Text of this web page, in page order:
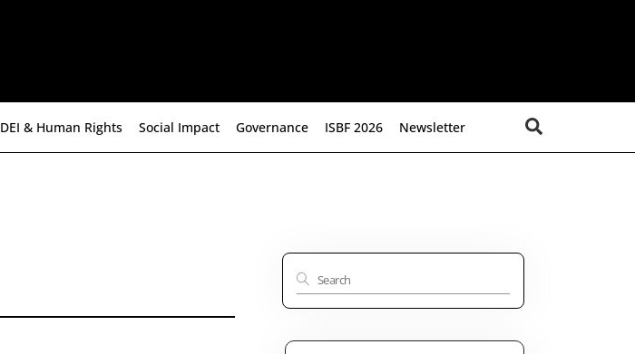
DEI & Human Rights Social Impact Governance ISBF 2026 Newsletter